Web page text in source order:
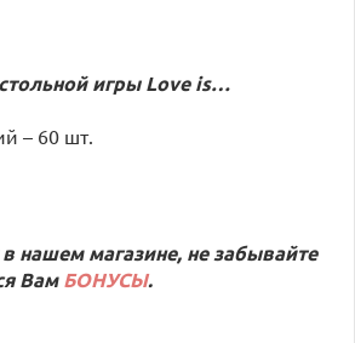
игры Love is…
– 60 шт.
нашем магазине, не забывайте
ВамБОНУСЫ.